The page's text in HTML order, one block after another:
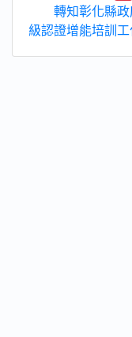
轉知彰化縣
級認證增能培訓工